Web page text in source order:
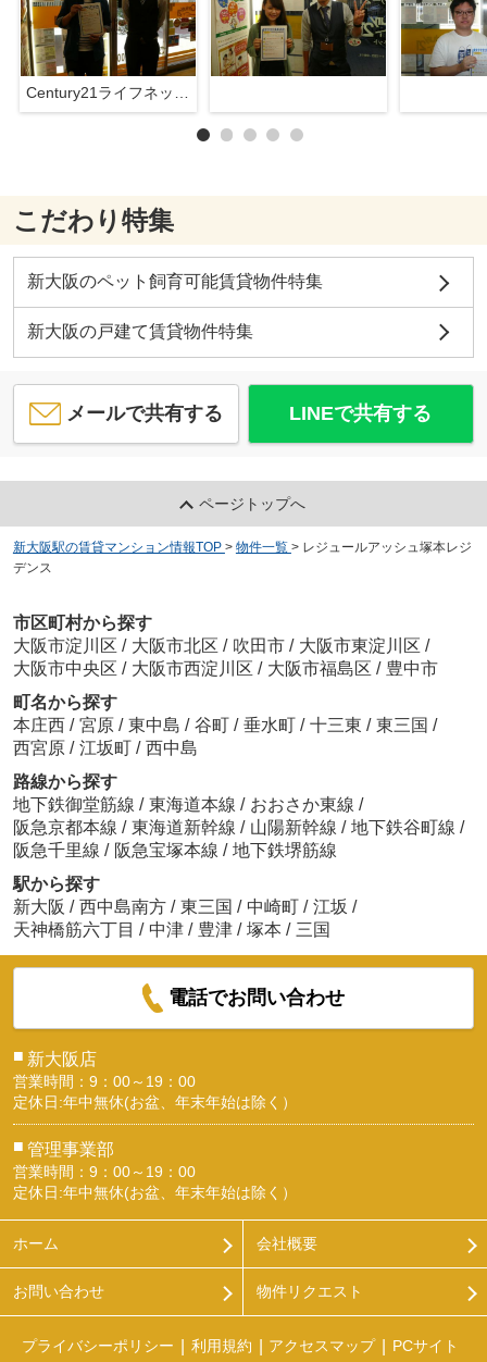
Century21ライフネット新大阪店
こだわり特集
新大阪のペット飼育可能賃貸物件特集
新大阪の戸建て賃貸物件特集
メールで共有する LINEで共有する
ページトップへ
新大阪駅の賃貸マンション情報TOP > 物件一覧 > レジュールアッシュ塚本レジ
デンス
市区町村から探す
大阪市淀川区 / 大阪市北区 / 吹田市 / 大阪市東淀川区 /
大阪市中央区 / 大阪市西淀川区 / 大阪市福島区 / 豊中市
町名から探す
本庄西 / 宮原 / 東中島 / 谷町 / 垂水町 / 十三東 / 東三国 /
西宮原 / 江坂町 / 西中島
路線から探す
地下鉄御堂筋線 / 東海道本線 / おおさか東線 /
阪急京都本線 / 東海道新幹線 / 山陽新幹線 / 地下鉄谷町線 /
阪急千里線 / 阪急宝塚本線 / 地下鉄堺筋線
駅から探す
新大阪 / 西中島南方 / 東三国 / 中崎町 / 江坂 /
天神橋筋六丁目 / 中津 / 豊津 / 塚本 / 三国
電話でお問い合わせ
■ 新大阪店
営業時間：9：00～19：00
定休日:年中無休(お盆、年末年始は除く）
■ 管理事業部
営業時間：9：00～19：00
定休日:年中無休(お盆、年末年始は除く）
ホーム 会社概要
お問い合わせ 物件リクエスト
プライバシーポリシー 利用規約 アクセスマップ
PCサイト